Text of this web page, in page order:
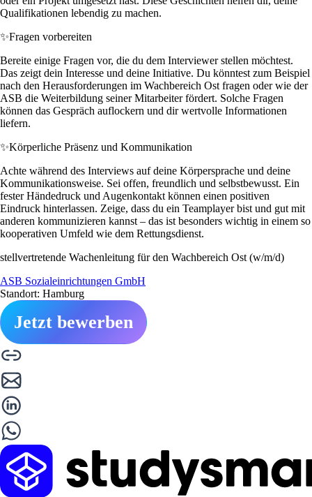
Qualifikationen lebendig zu machen.
✨Fragen vorbereiten
Bereite einige Fragen vor, die du dem Interviewer stellen möchtest.
Das zeigt dein Interesse und deine Initiative. Du könntest zum Beispiel
nach den Herausforderungen im Wachbereich Ost fragen oder wie der
ASB die Weiterbildung seiner Mitarbeiter fördert. Solche Fragen
können das Gespräch auflockern und dir wertvolle Informationen
liefern.
✨Körperliche Präsenz und Kommunikation
Achte während des Interviews auf deine Körpersprache und deine
Kommunikationsweise. Sei offen, freundlich und selbstbewusst. Ein
fester Händedruck und Augenkontakt können einen positiven
Eindruck hinterlassen. Zeige, dass du ein Teamplayer bist und gut mit
anderen kommunizieren kannst – das ist besonders wichtig in einem so
kooperativen Umfeld wie dem Rettungsdienst.
stellvertretende Wachenleitung für den Wachbereich Ost (w/m/d)
ASB Sozialeinrichtungen GmbH
Standort: Hamburg
Jetzt bewerben